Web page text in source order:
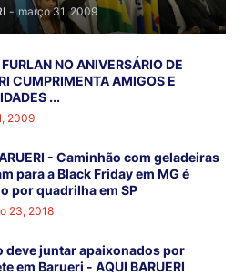
- março 31, 2009
NO ANIVERSÁRIO DE
CUMPRIMENTA AMIGOS E
...
2009
- Caminhão com geladeiras
para a Black Friday em MG é
por quadrilha em SP
23, 2018
deve juntar apaixonados por
em Barueri - AQUI BARUERI